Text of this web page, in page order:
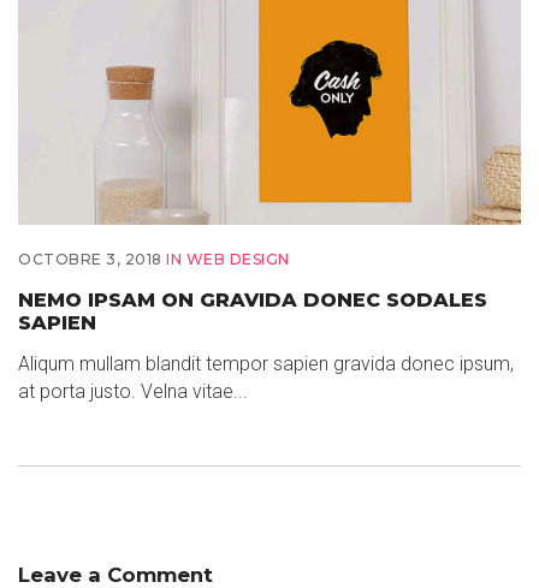
OCTOBRE 3, 2018 IN WEB DESIGN
NEMO IPSAM ON GRAVIDA DONEC SODALES
SAPIEN
Aliqum mullam blandit tempor sapien gravida donec ipsum,
at porta justo. Velna vitae...
Leave a Comment